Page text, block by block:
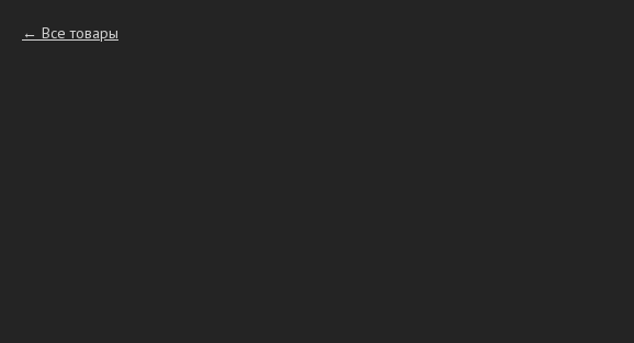
Все товары